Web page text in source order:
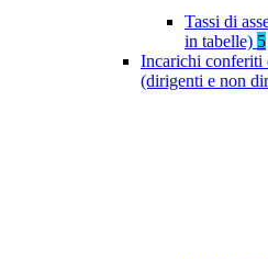
Tassi di
in tabelle) 5
Incarichi conferiti
(dirigenti e non